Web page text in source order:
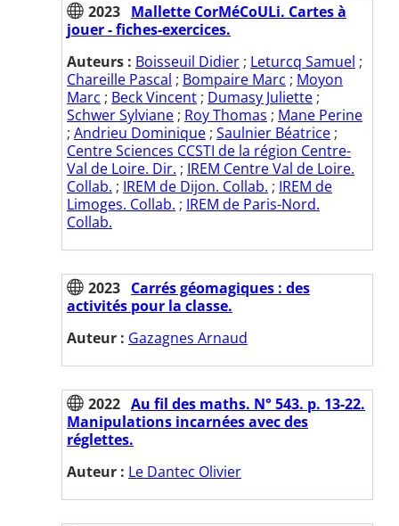
2023 Mallette CorMéCoULi. Cartes à
jouer - fiches-exercices.
Auteurs : Boisseuil Didier ; Leturcq Samuel ;
Chareille Pascal ; Bompaire Marc ; Moyon
Marc ; Beck Vincent ; Dumasy Juliette ;
Schwer Sylviane ; Roy Thomas ; Mane Perine
; Andrieu Dominique ; Saulnier Béatrice ;
Centre Sciences CCSTI de la région Centre-
Val de Loire. Dir. ; IREM Centre Val de Loire.
Collab. ; IREM de Dijon. Collab. ; IREM de
Limoges. Collab. ; IREM de Paris-Nord.
Collab.
2023 Carrés géomagiques : des
activités pour la classe.
Auteur : Gazagnes Arnaud
2022 Au fil des maths. N° 543. p. 13-22.
Manipulations incarnées avec des
réglettes.
Auteur : Le Dantec Olivier